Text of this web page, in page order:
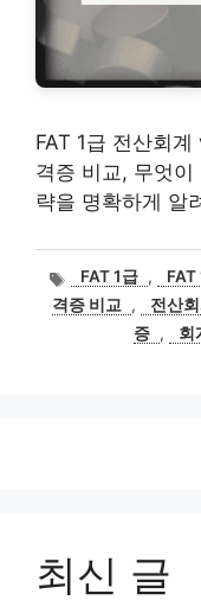
FAT 1급 전산회
격증 비교, 무엇
략을 명확하게 알
태
그
FAT 1급 , FAT
격증 비교
, 전산
증 , 회
최신 글